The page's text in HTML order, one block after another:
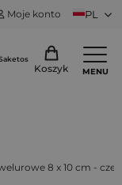
Moje konto PL
Koszyk MENU
8 x 10 cm -